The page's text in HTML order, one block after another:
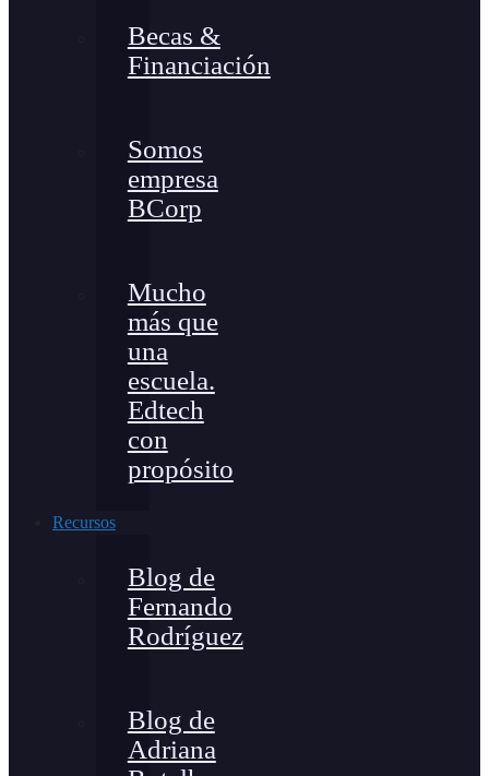
Becas &
Financiación
Somos
empresa
BCorp
Mucho
más que
una
escuela.
Edtech
con
propósito
Recursos
Blog de
Fernando
Rodríguez
Blog de
Adriana